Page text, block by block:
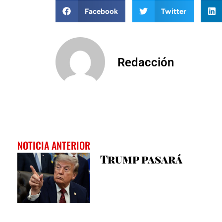
Facebook Twitter
Redacción
NOTICIA ANTERIOR
Trump pasará